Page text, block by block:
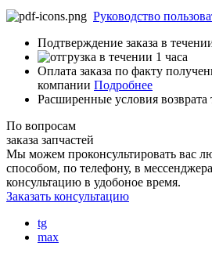
Руководство
Подтверждение заказа в
Оплата заказа по факту
компании Подробнее
Расширенные условия возврата
По вопросам
заказа запчастей
Мы можем проконсультировать вас
способом, по телефону, в
консультацию в удобоное время.
Заказать консультацию
tg
max